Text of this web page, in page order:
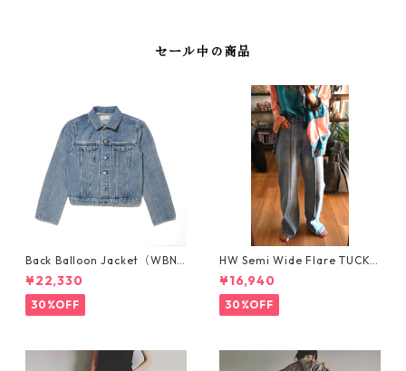
セール中の商品
Back Balloon Jacket（WBN3
304-MID BLUE）バックバル
ーンジャケト
¥22,330
30%OFF
HW Semi Wide Flare TUCK P
ants/WN25103-LIGHTBLUE
¥16,940
30%OFF